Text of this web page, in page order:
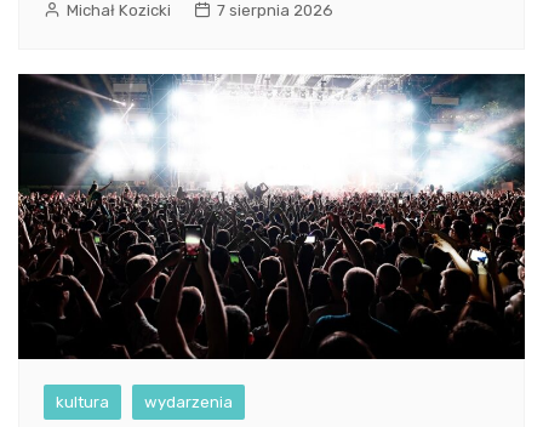
Michał Kozicki 7 sierpnia 2026
kultura wydarzenia